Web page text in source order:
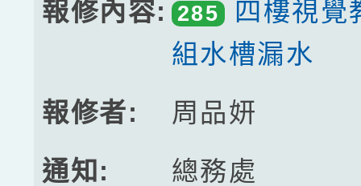
285
四樓視覺
組水槽漏水
周品妍
總務處